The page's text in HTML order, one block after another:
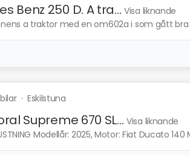
Benz 250 D. A tra... Visa liknande
a traktor med en om602a i som gått
· Eskilstuna
Supreme 670 SL... Visa liknande
Modellår: 2025, Motor: Fiat Ducato 140